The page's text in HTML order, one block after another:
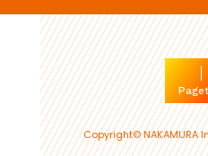
Copyright© NAKAMURA